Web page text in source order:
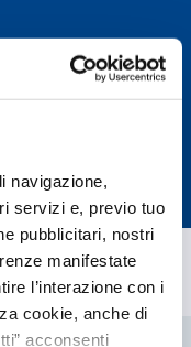
navigazione,
servizi e, previo tuo
pubblicitari, nostri
manifestate
l’interazione con i
cookie, anche di
acconsenti